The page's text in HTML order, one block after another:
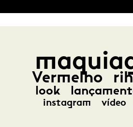
Vermelho
look
instagram vídeo